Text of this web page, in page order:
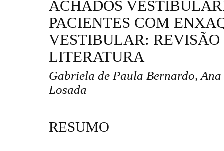
ACHADOS
PACIENTES COM
VESTIBULAR: REVISÃO
LITERATURA
Gabriela de Paula Bernardo,
Losada
RESUMO